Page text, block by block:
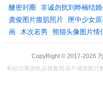
醚密封圈
非诚勿扰刘晔楠结婚
龚俊图片腹肌照片
匣中少女
画
木次若男 熊猫头像图片情
CopyRight © 2017-2026
本站结果由机器搜集而成不储存图